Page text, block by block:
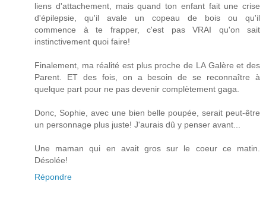
liens d'attachement, mais quand ton enfant fait une crise
d'épilepsie, qu'il avale un copeau de bois ou qu'il
commence à te frapper, c'est pas VRAI qu'on sait
instinctivement quoi faire!
Finalement, ma réalité est plus proche de LA Galère et des
Parent. ET des fois, on a besoin de se reconnaître à
quelque part pour ne pas devenir complètement gaga.
Donc, Sophie, avec une bien belle poupée, serait peut-être
un personnage plus juste! J'aurais dû y penser avant...
Une maman qui en avait gros sur le coeur ce matin.
Désolée!
Répondre